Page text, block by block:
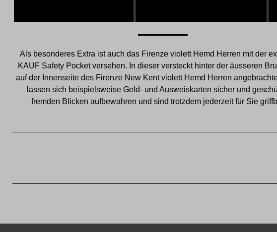
Als besonderes Extra ist auch das Firenze violett Hemd Herren mit der
KAUF Safety Pocket versehen. In dieser versteckt hinter der äusseren
auf der Innenseite des Firenze New Kent violett Hemd Herren
lassen sich beispielsweise Geld- und Ausweiskarten sicher und
fremden Blicken aufbewahren und sind trotzdem jederzeit für Sie